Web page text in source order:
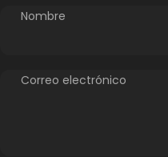
Nombre
Correo electrónico